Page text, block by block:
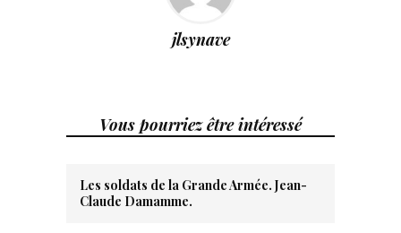
jlsynave
Vous pourriez être intéressé
Les soldats de la Grande Armée. Jean-
Claude Damamme.